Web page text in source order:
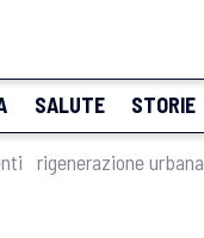
SALUTE STORIE
rigenerazione urbana